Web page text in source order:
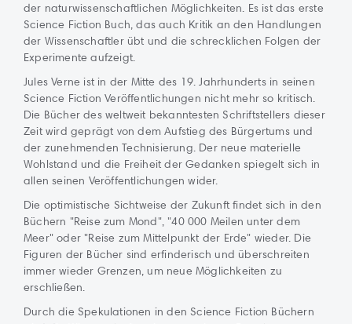
der naturwissenschaftlichen Möglichkeiten. Es ist das erste
Science Fiction Buch, das auch Kritik an den Handlungen
der Wissenschaftler übt und die schrecklichen Folgen der
Experimente aufzeigt.
Jules Verne ist in der Mitte des 19. Jahrhunderts in seinen
Science Fiction Veröffentlichungen nicht mehr so kritisch.
Die Bücher des weltweit bekanntesten Schriftstellers dieser
Zeit wird geprägt von dem Aufstieg des Bürgertums und
der zunehmenden Technisierung. Der neue materielle
Wohlstand und die Freiheit der Gedanken spiegelt sich in
allen seinen Veröffentlichungen wider.
Die optimistische Sichtweise der Zukunft findet sich in den
Büchern "Reise zum Mond", "40 000 Meilen unter dem
Meer" oder "Reise zum Mittelpunkt der Erde" wieder. Die
Figuren der Bücher sind erfinderisch und überschreiten
immer wieder Grenzen, um neue Möglichkeiten zu
erschließen.
Durch die Spekulationen in den Science Fiction Büchern